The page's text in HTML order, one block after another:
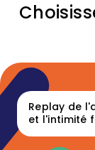
Replay de
et l'intimité
Ce que vous